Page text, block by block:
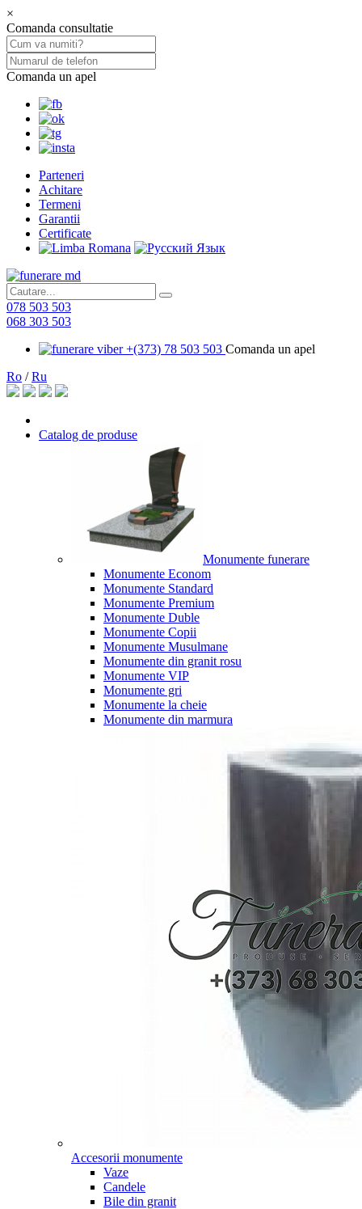
×
Comanda consultatie
Comanda un apel
Parteneri
Achitare
Termeni
Garantii
Certificate
078 503 503
068 303 503
+(373) 78 503 503 Comanda un apel
Ro /Ru
Catalog de produse
Monumente funerare
Monumente Econom
Monumente Standard
Monumente Premium
Monumente Duble
Monumente Copii
Monumente Musulmane
Monumente din granit rosu
Monumente VIP
Monumente gri
Monumente la cheie
Monumente din marmura
Accesorii monumente
Vaze
Candele
Bile din granit